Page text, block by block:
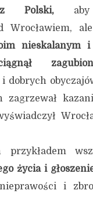
Polski, aby
nieskalanym
dobrych
zagrzewał
przykładem
życia i
i